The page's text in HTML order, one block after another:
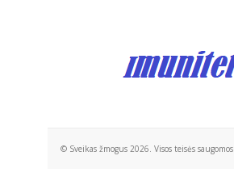
© Sveikas žmogus 2026. Visos teisės saugomos